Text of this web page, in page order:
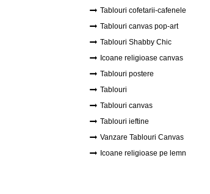
Tablouri cofetarii-cafenele
Tablouri canvas pop-art
Tablouri Shabby Chic
Icoane religioase canvas
Tablouri postere
Tablouri
Tablouri canvas
Tablouri ieftine
Vanzare Tablouri Canvas
Icoane religioase pe lemn